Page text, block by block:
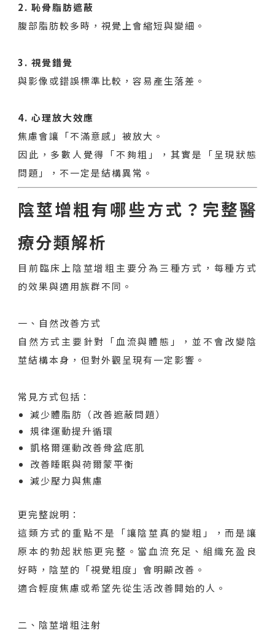
2. 恥骨脂肪遮蔽
腹部脂肪較多時，視覺上會縮短與變細。
3. 視覺錯覺
與影像或錯誤標準比較，容易產生落差。
4. 心理放大效應
焦慮會讓「不滿意感」被放大。
因此，多數人覺得「不夠粗」，其實是「呈現狀態
問題」，不一定是結構異常。
陰莖增粗有哪些方式？完整醫
療分類解析
目前臨床上陰莖增粗主要分為三種方式，每種方式
的效果與適用族群不同。
一、自然改善方式
自然方式主要針對「血流與體態」，並不會改變陰
莖結構本身，但對外觀呈現有一定影響。
常見方式包括：
減少體脂肪（改善遮蔽問題）
規律運動提升循環
凱格爾運動改善骨盆底肌
改善睡眠與荷爾蒙平衡
減少壓力與焦慮
更完整說明：
這類方式的重點不是「讓陰莖真的變粗」，而是讓
原本的勃起狀態更完整。當血流充足、組織充盈良
好時，陰莖的「視覺粗度」會明顯改善。
適合輕度焦慮或希望先從生活改善開始的人。
二、陰莖增粗注射